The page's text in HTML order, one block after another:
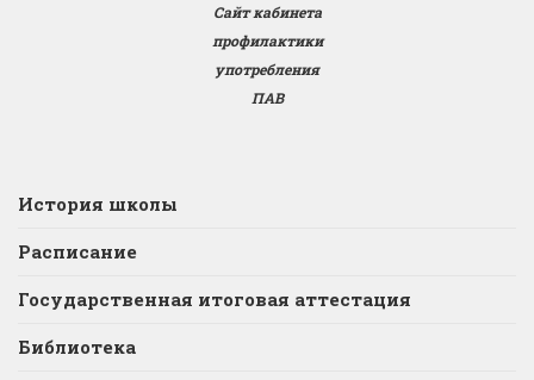
Сайт кабинета
профилактики
употребления
ПАВ
История школы
Расписание
Государственная итоговая аттестация
Библиотека